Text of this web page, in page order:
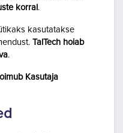
korral .
kasutatakse
TalTech hoiab
.
Kasutaja